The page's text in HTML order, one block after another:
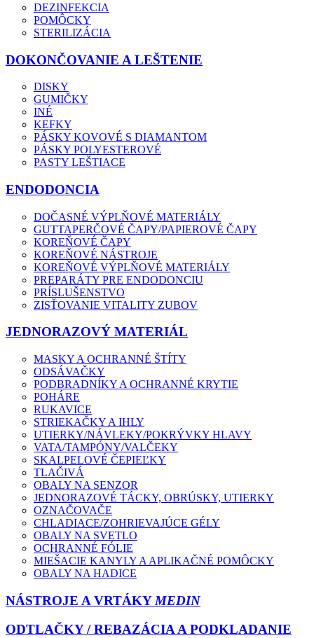
DEZINFEKCIA
POMÔCKY
STERILIZÁCIA
DOKONČOVANIE A LEŠTENIE
DISKY
GUMIČKY
INÉ
KEFKY
PÁSKY KOVOVÉ S DIAMANTOM
PÁSKY POLYESTEROVÉ
PASTY LEŠTIACE
ENDODONCIA
DOČASNÉ VÝPLŇOVÉ MATERIÁLY
GUTTAPERČOVÉ ČAPY/PAPIEROVÉ ČAPY
KOREŇOVÉ ČAPY
KOREŇOVÉ NÁSTROJE
KOREŇOVÉ VÝPLŇOVÉ MATERIÁLY
PREPARÁTY PRE ENDODONCIU
PRÍSLUŠENSTVO
ZISŤOVANIE VITALITY ZUBOV
JEDNORAZOVÝ MATERIÁL
MASKY A OCHRANNÉ ŠTÍTY
ODSÁVAČKY
PODBRADNÍKY A OCHRANNÉ KRYTIE
POHÁRE
RUKAVICE
STRIEKAČKY A IHLY
UTIERKY/NÁVLEKY/POKRÝVKY HLAVY
VATA/TAMPÓNY/VALČEKY
SKALPELOVÉ ČEPIEĽKY
TLAČIVÁ
OBALY NA SENZOR
JEDNORAZOVÉ TÁCKY, OBRÚSKY, UTIERKY
OZNAČOVAČE
CHLADIACE/ZOHRIEVAJÚCE GÉLY
OBALY NA SVETLO
OCHRANNÉ FÓLIE
MIEŠACIE KANYLY A APLIKAČNÉ POMÔCKY
OBALY NA HADICE
NÁSTROJE A VRTÁKY MEDIN
ODTLAČKY / REBAZÁCIA A PODKLADANIE